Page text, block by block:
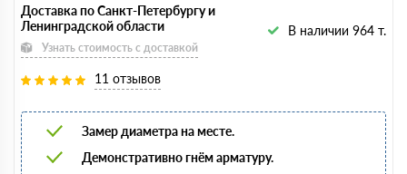
Доставка по Санкт-Петербургу и
Ленинградской области
Узнать стоимость с доставкой
В наличии 964 т.
11 отзывов
Замер диаметра на месте.
Демонстративно гнём арматуру.